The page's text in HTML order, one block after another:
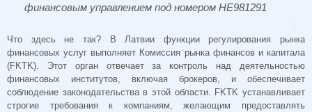
финансовым управлением под номером HE981291
Что здесь не так?
В Латвии функции регулирования рынка
финансовых услуг выполняет Комиссия рынка финансов и капитала
(FKTK). Этот орган отвечает за контроль над деятельностью
финансовых институтов, включая брокеров, и обеспечивает
соблюдение законодательства в этой области. FKTK устанавливает
строгие требования к компаниям, желающим предоставлять